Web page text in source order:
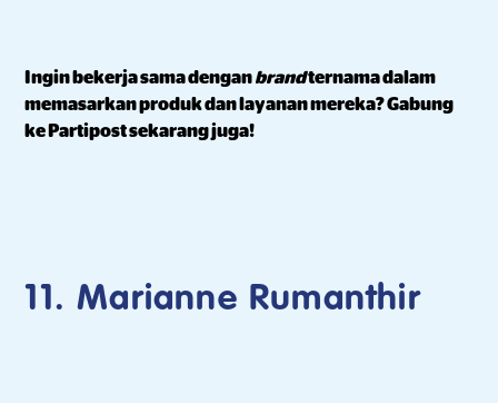
Ingin bekerja sama denganbrandternama dalam
memasarkan produk dan layanan mereka? Gabung
ke Partipost sekarang juga!
11. Marianne Rumanthir